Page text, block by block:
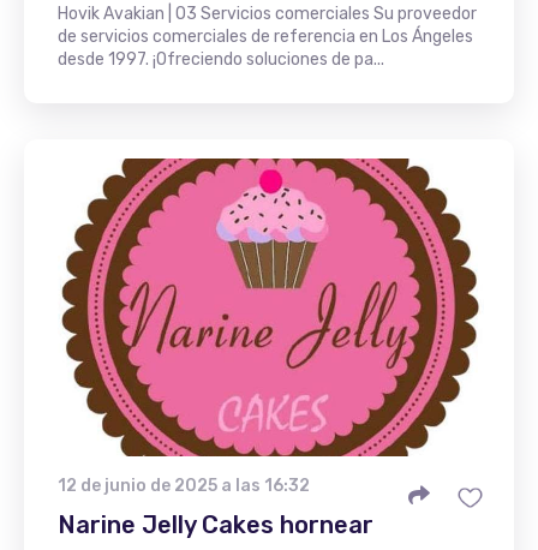
Hovik Avakian | O3 Servicios comerciales Su proveedor
de servicios comerciales de referencia en Los Ángeles
desde 1997. ¡Ofreciendo soluciones de pa...
12 de junio de 2025 a las 16:32
Narine Jelly Cakes hornear